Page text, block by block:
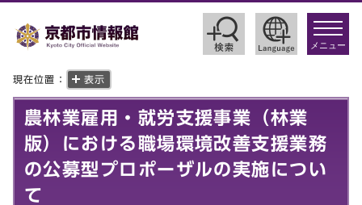
toggle
メニュー
現在位置： 表示
農林業雇用・就労支援事業（林業
版）における職場環境改善支援業務
の公募型プロポーザルの実施につい
て